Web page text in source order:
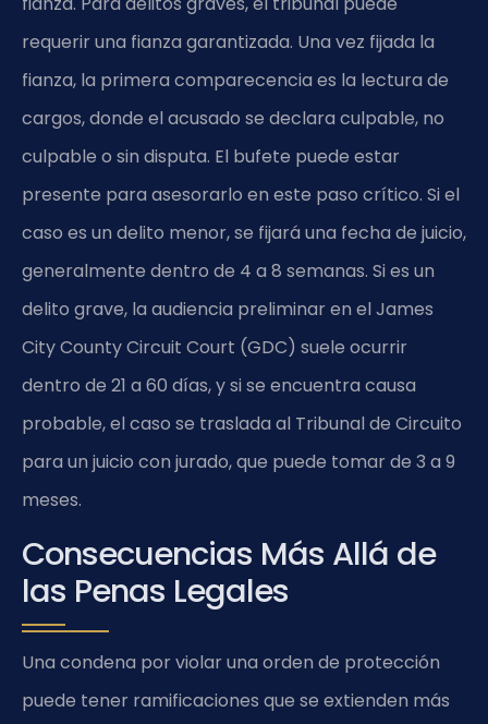
requerir una fianza garantizada. Una vez fijada la
fianza, la primera comparecencia es la lectura de
cargos, donde el acusado se declara culpable, no
culpable o sin disputa. El bufete puede estar
presente para asesorarlo en este paso crítico. Si el
caso es un delito menor, se fijará una fecha de juicio,
generalmente dentro de 4 a 8 semanas. Si es un
delito grave, la audiencia preliminar en el James
City County Circuit Court (GDC) suele ocurrir
dentro de 21 a 60 días, y si se encuentra causa
probable, el caso se traslada al Tribunal de Circuito
para un juicio con jurado, que puede tomar de 3 a 9
meses.
Consecuencias Más Allá de
las Penas Legales
Una condena por violar una orden de protección
puede tener ramificaciones que se extienden más